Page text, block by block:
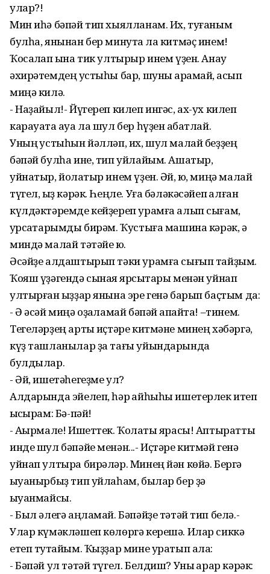
улар?!
Мин иһә бәпәй тип хыялланам. Их, туғаным
булһа, янынан бер минутҡа ла китмәҫ инем!
Ҡосаҡлап ҡына тик ултырыр инем үҙен. Анау
әхирәтемдең ҡустыһы бар, шуны ҡарамай, ҡасып
миңә килә.
- Наҙайыл!- Йүгереп килеп ингәс, ах-ух килеп
карауатҡа ауа ла шул бер һүҙен ҡабатлай.
Уның ҡустыһын йәлләп, их, шул малай беҙҙең
бәпәй булһа ине, тип уйлайым. Ашатыр,
уйнатыр, йоҡлатыр инем үҙен. Әй, юҡ, миңә малай
түгел, ҡыҙ кәрәк. Һеңле. Уға бәләкәсәйеп ҡалған
күлдәктәремде кейҙереп урамға алып сығам,
ҡурсаҡтарымды бирәм. Ҡустыға машина кәрәк, ә
миндә малай тәтәйе юҡ.
Әсәйҙе алдаштырып тәки урамға сығып тайҙым.
Ҡояш үҙәгендә сынаяҡ ярсыҡтары менән уйнап
ултырған ҡыҙҙар янына эре генә барып баҫтым да:
- Ә әсәй миңә оҙаҡламай бәпәй апҡайта! –тинем.
Тегеләрҙең артыҡ иҫтәре китмәне минең хәбәргә,
күҙ ташланылар ҙа тағы уйындарында
булдылар.
- Әй, ишетәһегеҙме ул?
Алдарында эйелеп, һәр ҡайһыһы ишетерлек итеп
ҡысҡырам: Бә-пәй!
- Аҡырмале! Ишеттек. Ҡолаҡты ярасы! Аптыратты
инде шул бәпәйе менән...- Иҫтәре китмәй генә
уйнап ултыра бирәләр. Минең йән көйә. Бергә
ҡыуанырбыҙ тип уйлаһам, былар бер ҙә
ҡыуанмайсы.
- Был әлегә аңламай. Бәпәйҙе тәтәй тип белә.-
Улар күмәкләшеп көлөргә керешә. Илар сиккә
етеп туҡтайым. Ҡыҙҙар мине уратып ала:
- Бәпәй ул тәтәй түгел. Белдиш? Уны ҡарар кәрәк: